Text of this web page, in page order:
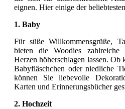
eignen. Hier einige der
1. Baby
Für süße Willkommensgrüße,
bieten die Woodies zahlreiche
Herzen höherschlagen lassen. Ob
Babyfläschchen oder niedliche
können Sie liebevolle
Karten und Erinnerungsbücher
2. Hochzeit